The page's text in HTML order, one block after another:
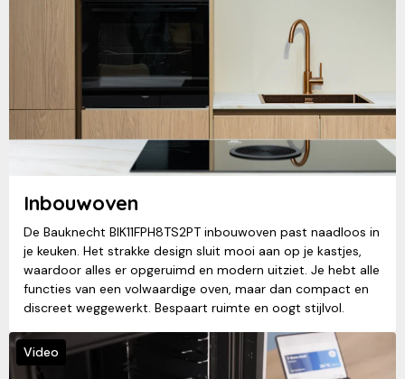
Inbouwoven
De Bauknecht BIK11FPH8TS2PT inbouwoven past naadloos in
je keuken. Het strakke design sluit mooi aan op je kastjes,
waardoor alles er opgeruimd en modern uitziet. Je hebt alle
functies van een volwaardige oven, maar dan compact en
discreet weggewerkt. Bespaart ruimte en oogt stijlvol.
Video